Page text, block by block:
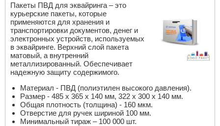
Пакеты ПВД для эквайринга – это
курьерские пакеты, которые
применяются для хранения и
транспортировки документов, денег и
электронных устройств, используемых
в эквайринге. Верхний слой пакета
матовый, а внутренний
металлизированный. Обеспечивает
надежную защиту содержимого.
Материал - ПВД (полиэтилен высокого давления).
Размер - 485 x 365 х 140 мм, 322 x 300 х 140 мм.
Общая плотность (толщина) - 160 мкм.
Отверстие для ручек шириной 100 мм.
Минимальный тираж – 100 000 шт.